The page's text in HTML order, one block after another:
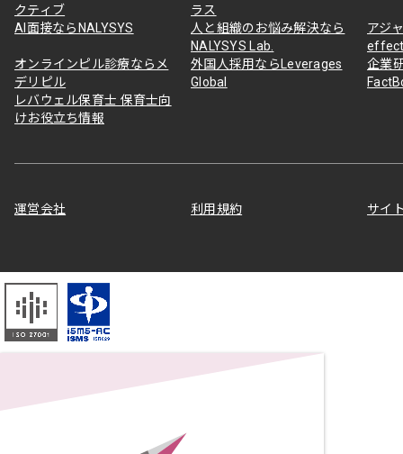
クティブ
ラス
AI面接ならNALYSYS
人と組織のお悩み解決なら
NALYSYS Lab.
アジ
オンラインピル診療ならメ
デリピル
外国人採用ならLeverages
Global
企業
レバウェル保育士 保育士向
けお役立ち情報
運営会社 利用規約 サイ